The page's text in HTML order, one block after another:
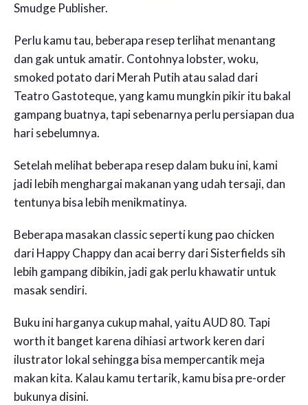
Smudge Publisher.
Perlu kamu tau, beberapa resep terlihat menantang
dan gak untuk amatir. Contohnya lobster, woku,
smoked potato dari Merah Putih atau salad dari
Teatro Gastoteque, yang kamu mungkin pikir itu bakal
gampang buatnya, tapi sebenarnya perlu persiapan dua
hari sebelumnya.
Setelah melihat beberapa resep dalam buku ini, kami
jadi lebih menghargai makanan yang udah tersaji, dan
tentunya bisa lebih menikmatinya.
Beberapa masakan classic seperti kung pao chicken
dari Happy Chappy dan acai berry dari Sisterfields sih
lebih gampang dibikin, jadi gak perlu khawatir untuk
masak sendiri.
Buku ini harganya cukup mahal, yaitu AUD 80. Tapi
worth it banget karena dihiasi artwork keren dari
ilustrator lokal sehingga bisa mempercantik meja
makan kita. Kalau kamu tertarik, kamu bisa pre-order
bukunya disini.